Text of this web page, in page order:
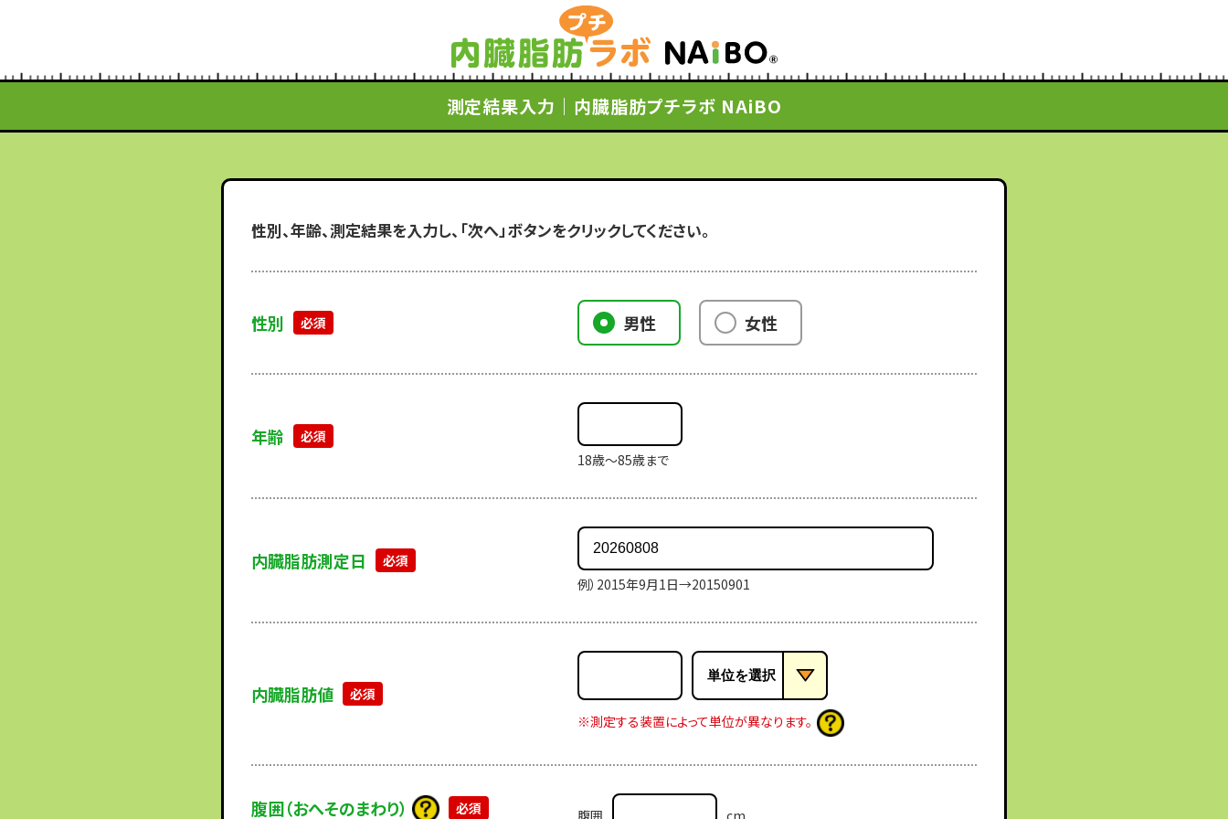
測定結果入力｜内臓脂肪プチラボ NAiBO
性別、年齢、測定結果を入力し、「次へ」ボタンをクリックしてください。
性別 男性 女性
年齢
18歳～85歳まで
内臓脂肪測定日
例）2015年9月1日→20150901
内臓脂肪値
※測定する装置によって単位が異なります。
腹囲（おへそのまわり） 腹囲 cm